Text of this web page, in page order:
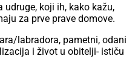
koji ih, kako kažu,
za prve prave domove.
labradora, pametni, odani
i život u obitelji- ističu